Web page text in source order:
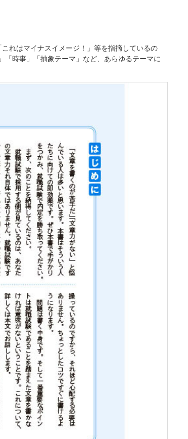
れはマイナスイメージ！」等を指摘しているの
時事」「抽象テーマ」など、あらゆるテーマに